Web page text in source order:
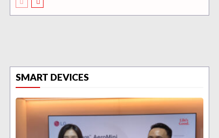
SMART DEVICES